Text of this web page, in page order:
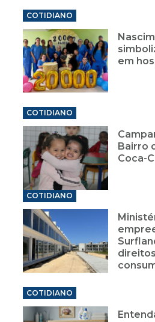
COTIDIANO
em
COTIDIANO
Bairro
Coca-
COTIDIANO
COTIDIANO